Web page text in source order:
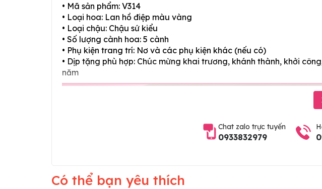
• Mã sản phẩm: V314
• Loại hoa: Lan hồ điệp màu vàng
• Loại chậu: Chậu sứ kiểu
• Số lượng cành hoa: 5 cành
• Phụ kiện trang trí: Nơ và các phụ kiện khác (nếu có)
• Dịp tặng phù hợp: Chúc mừng khai trương, khánh thành, khởi
năm
Chat zalo trực tuyến
0933832979
Có thể bạn yêu thích